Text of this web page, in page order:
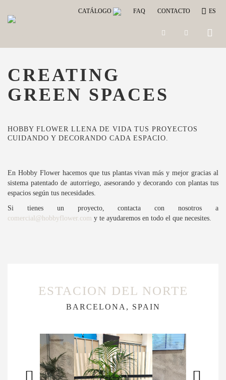
CATÁLOGO FAQ CONTACTO ES
Toggle
CREATING
GREEN SPACES
HOBBY FLOWER LLENA DE VIDA TUS PROYECTOS
CUIDANDO Y DECORANDO CADA ESPACIO.
En Hobby Flower hacemos que tus plantas vivan más y mejor gracias al
sistema patentado de autorriego, asesorando y decorando con plantas tus
espacios según tus necesidades.
Si tienes un proyecto, contacta con nosotros a
comercial@hobbyflower.com y te ayudaremos en todo el que necesites.
ESTACION DEL NORTE
BARCELONA, SPAIN